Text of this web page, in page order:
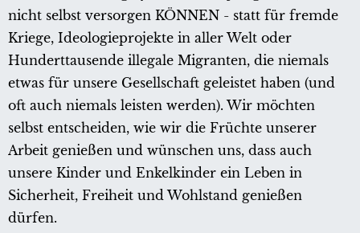
nicht selbst versorgen KÖNNEN - statt für fremde
Kriege, Ideologieprojekte in aller Welt oder
Hunderttausende illegale Migranten, die niemals
etwas für unsere Gesellschaft geleistet haben (und
oft auch niemals leisten werden). Wir möchten
selbst entscheiden, wie wir die Früchte unserer
Arbeit genießen und wünschen uns, dass auch
unsere Kinder und Enkelkinder ein Leben in
Sicherheit, Freiheit und Wohlstand genießen
dürfen.